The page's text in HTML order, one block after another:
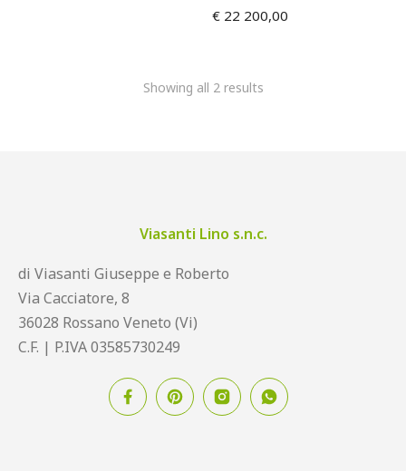
€ 22 200,00
Showing all 2 results
Viasanti Lino s.n.c.
di Viasanti Giuseppe e Roberto
Via Cacciatore, 8
36028 Rossano Veneto (Vi)
C.F. | P.IVA 03585730249